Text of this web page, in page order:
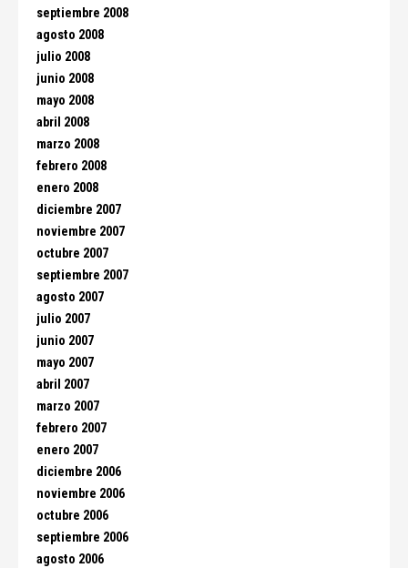
septiembre 2008
agosto 2008
julio 2008
junio 2008
mayo 2008
abril 2008
marzo 2008
febrero 2008
enero 2008
diciembre 2007
noviembre 2007
octubre 2007
septiembre 2007
agosto 2007
julio 2007
junio 2007
mayo 2007
abril 2007
marzo 2007
febrero 2007
enero 2007
diciembre 2006
noviembre 2006
octubre 2006
septiembre 2006
agosto 2006